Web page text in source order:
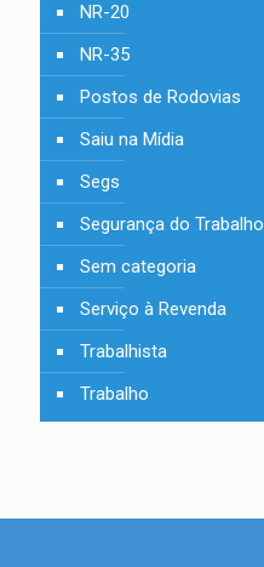
NR-20
NR-35
Postos de Rodovias
Saiu na Mídia
Segs
Segurança do Trabalho
Sem categoria
Serviço à Revenda
Trabalhista
Trabalho